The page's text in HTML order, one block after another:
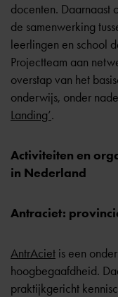
docenten. Daarnaast
de samenwerking
leerlingen en school
Projectteam aan
overstap van het
onderwijs, onder
Landing’.
Activiteiten en
in Nederland
Antraciet:
AntrAciet is een
hoogbegaafdheid.
praktijkgericht